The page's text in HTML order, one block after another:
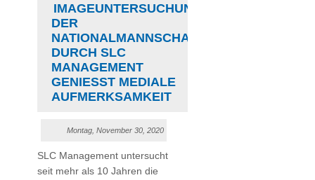
IMAGEUNTERSUCHUNG
DER
NATIONALMANNSCHAFT
DURCH SLC
MANAGEMENT
GENIESST MEDIALE A
UFMERKSAMKEIT
Montag, November 30, 2020
SLC Management untersucht
seit mehr als 10 Jahren die